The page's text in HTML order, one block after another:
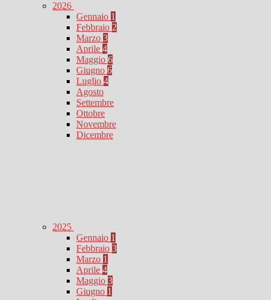
2026
Gennaio 1
Febbraio 2
Marzo 3
Aprile 4
Maggio 6
Giugno 6
Luglio 4
Agosto
Settembre
Ottobre
Novembre
Dicembre
2025
Gennaio 1
Febbraio 3
Marzo 1
Aprile 4
Maggio 3
Giugno 1